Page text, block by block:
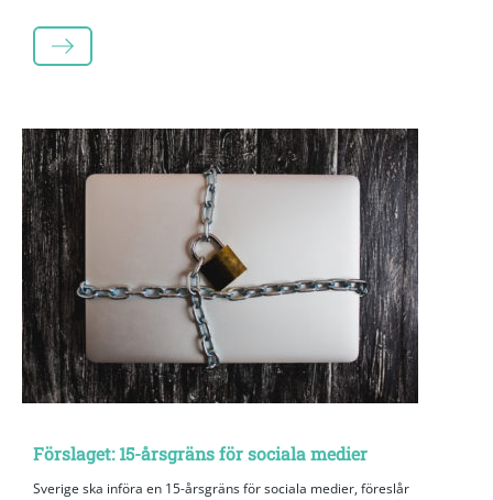
LÄS MER
Förslaget: 15-årsgräns för sociala medier
Sverige ska införa en 15-årsgräns för sociala medier, föreslår